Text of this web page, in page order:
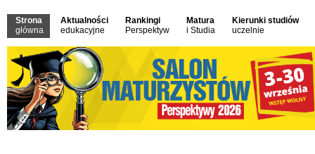
Strona
główna
Aktualności
edukacyjne
Rankingi
Perspektyw
Matura
i Studia
Kierunki studiów
uczelnie